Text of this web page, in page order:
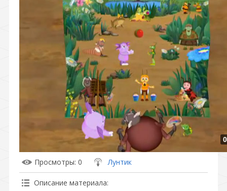
Просмотры: 0 Лунтик
Описание материала: